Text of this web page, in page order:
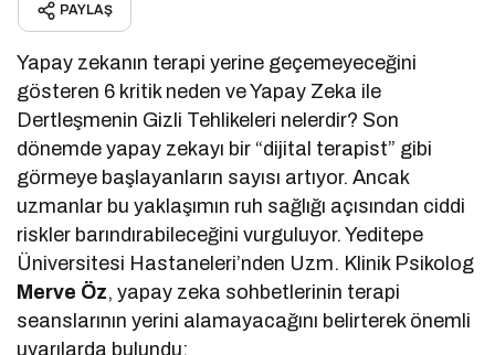
PAYLAŞ
Yapay zekanın terapi yerine geçemeyeceğini
gösteren 6 kritik neden ve Yapay Zeka ile
Dertleşmenin Gizli Tehlikeleri nelerdir? Son
dönemde yapay zekayı bir “dijital terapist” gibi
görmeye başlayanların sayısı artıyor. Ancak
uzmanlar bu yaklaşımın ruh sağlığı açısından ciddi
riskler barındırabileceğini vurguluyor. Yeditepe
Üniversitesi Hastaneleri’nden Uzm. Klinik Psikolog
Merve Öz, yapay zeka sohbetlerinin terapi
seanslarının yerini alamayacağını belirterek önemli
uyarılarda bulundu: